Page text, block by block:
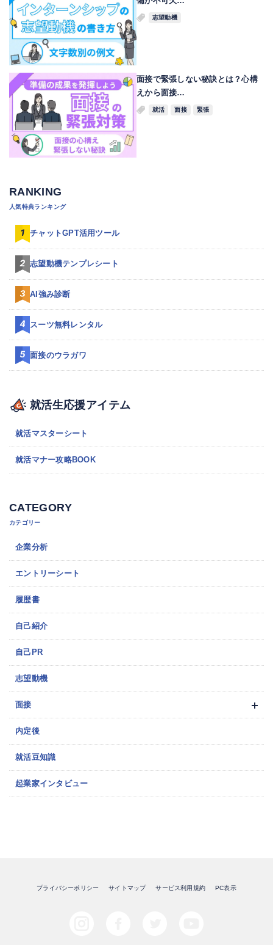
志望動機
面接で緊張しない秘訣とは？心構
えから面接…
就活 面接 緊張
RANKING
人気特典ランキング
チャットGPT活用ツール
志望動機テンプレシート
AI強み診断
スーツ無料レンタル
面接のウラガワ
就活生応援アイテム
就活マスターシート
就活マナー攻略BOOK
CATEGORY
カテゴリー
企業分析
エントリーシート
履歴書
自己紹介
自己PR
志望動機
面接
内定後
就活豆知識
起業家インタビュー
プライバシーポリシー サイトマップ サービス利用規約 PC表示